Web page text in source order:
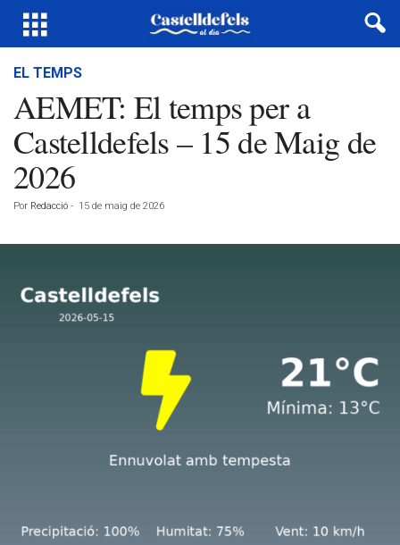
EL TEMPS
AEMET: El temps per a
Castelldefels – 15 de Maig de
2026
Por Redacció - 15 de maig de 2026